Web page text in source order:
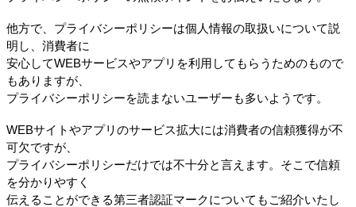
他方で、プライバシーポリシーは個人情報の取扱いについて説
明し、消費者に
安心してWEBサービスやアプリを利用してもらうためのもので
もありますが、
プライバシーポリシーを読まないユーザーも多いようです。
WEBサイトやアプリのサービス拡大には消費者の信頼獲得が不
可欠ですが、
プライバシーポリシーだけでは不十分と言えます。そこで信頼
を分かりやすく
伝えることができる第三者認証マークについてもご紹介いたし